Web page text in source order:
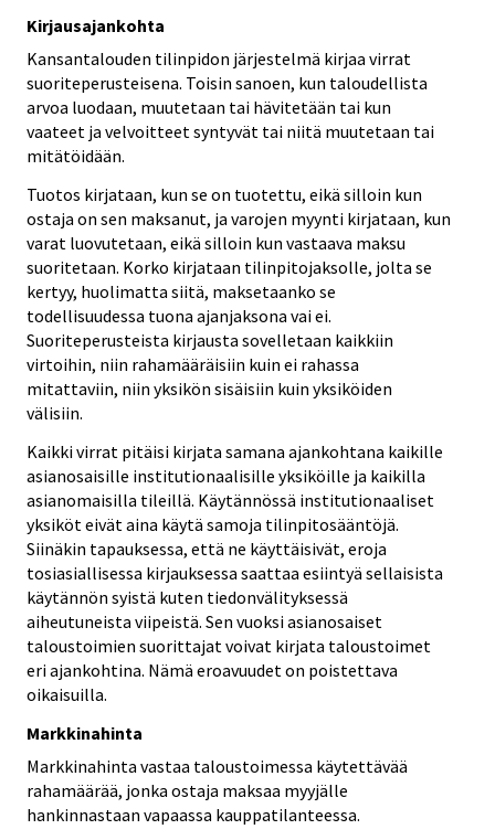
Kirjausajankohta
Kansantalouden tilinpidon järjestelmä kirjaa virrat
suoriteperusteisena. Toisin sanoen, kun taloudellista
arvoa luodaan, muutetaan tai hävitetään tai kun
vaateet ja velvoitteet syntyvät tai niitä muutetaan tai
mitätöidään.
Tuotos kirjataan, kun se on tuotettu, eikä silloin kun
ostaja on sen maksanut, ja varojen myynti kirjataan, kun
varat luovutetaan, eikä silloin kun vastaava maksu
suoritetaan. Korko kirjataan tilinpitojaksolle, jolta se
kertyy, huolimatta siitä, maksetaanko se
todellisuudessa tuona ajanjaksona vai ei.
Suoriteperusteista kirjausta sovelletaan kaikkiin
virtoihin, niin rahamääräisiin kuin ei rahassa
mitattaviin, niin yksikön sisäisiin kuin yksiköiden
välisiin.
Kaikki virrat pitäisi kirjata samana ajankohtana kaikille
asianosaisille institutionaalisille yksiköille ja kaikilla
asianomaisilla tileillä. Käytännössä institutionaaliset
yksiköt eivät aina käytä samoja tilinpitosääntöjä.
Siinäkin tapauksessa, että ne käyttäisivät, eroja
tosiasiallisessa kirjauksessa saattaa esiintyä sellaisista
käytännön syistä kuten tiedonvälityksessä
aiheutuneista viipeistä. Sen vuoksi asianosaiset
taloustoimien suorittajat voivat kirjata taloustoimet
eri ajankohtina. Nämä eroavuudet on poistettava
oikaisuilla.
Markkinahinta
Markkinahinta vastaa taloustoimessa käytettävää
rahamäärää, jonka ostaja maksaa myyjälle
hankinnastaan vapaassa kauppatilanteessa.